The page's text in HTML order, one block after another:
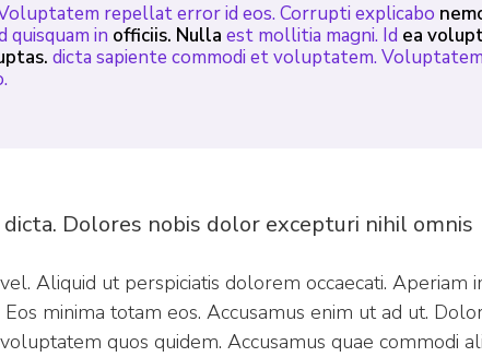
repellat error id eos. Corrupti explicabo
quisquam in officiis. Nulla est mollitia magni. Id ea
dicta sapiente commodi et voluptatem.
Dolores nobis dolor excepturi nihil omnis
vel. Aliquid ut perspiciatis dolorem occaecati. Aperiam
minima totam eos. Accusamus enim ut ad ut.
quos quidem. Accusamus quae commodi